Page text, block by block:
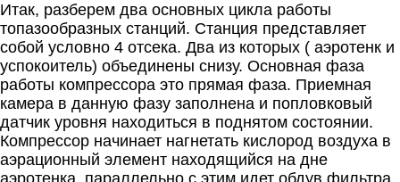
Итак, разберем два основных цикла работы
топазообразных станций. Станция представляет
собой условно 4 отсека. Два из которых ( аэротенк и
успокоитель) объединены снизу. Основная фаза
работы компрессора это прямая фаза. Приемная
камера в данную фазу заполнена и попловковый
датчик уровня находиться в поднятом состоянии.
Компрессор начинает нагнетать кислород воздуха в
аэрационный элемент находящийся на дне
аэротенка, параллельно с этим идет обдув фильтра